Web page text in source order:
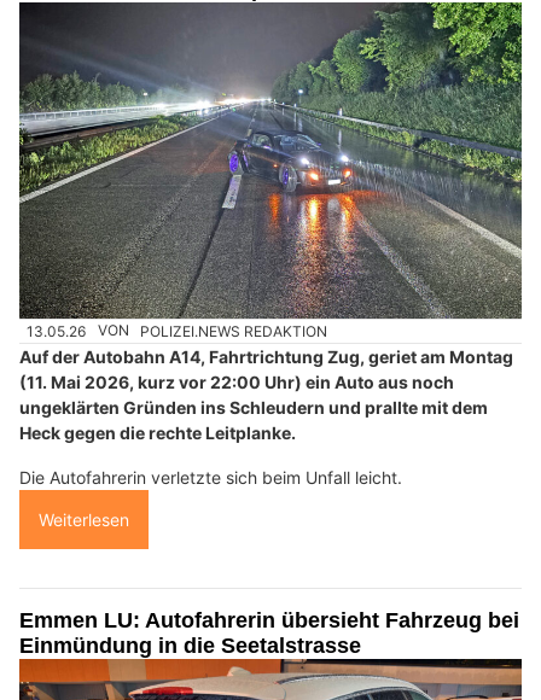
13.05.26 VON POLIZEI.NEWS REDAKTION
Auf der Autobahn A14, Fahrtrichtung Zug, geriet am Montag
(11. Mai 2026, kurz vor 22:00 Uhr) ein Auto aus noch
ungeklärten Gründen ins Schleudern und prallte mit dem
Heck gegen die rechte Leitplanke.
Die Autofahrerin verletzte sich beim Unfall leicht.
Weiterlesen
Emmen LU: Autofahrerin übersieht Fahrzeug bei
Einmündung in die Seetalstrasse